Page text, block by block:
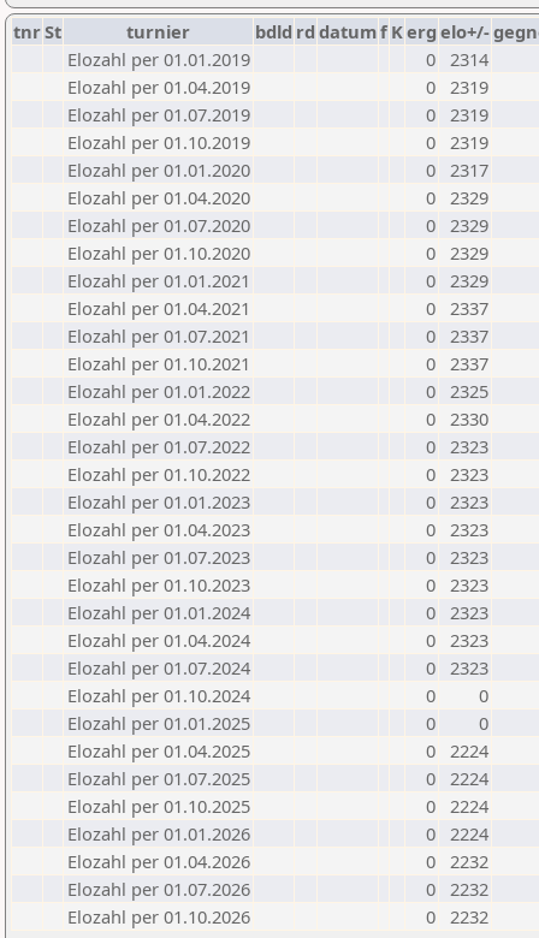
tnrSt turnier bdld rd datumf Kerg elo+/-
Elozahl per 01.01.2019
0 2314
Elozahl per 01.04.2019
0 2319
Elozahl per 01.07.2019
0 2319
Elozahl per 01.10.2019
0 2319
Elozahl per 01.01.2020
0 2317
Elozahl per 01.04.2020
0 2329
Elozahl per 01.07.2020
0 2329
Elozahl per 01.10.2020
0 2329
Elozahl per 01.01.2021
0 2329
Elozahl per 01.04.2021
0 2337
Elozahl per 01.07.2021
0 2337
Elozahl per 01.10.2021
0 2337
Elozahl per 01.01.2022
0 2325
Elozahl per 01.04.2022
0 2330
Elozahl per 01.07.2022
0 2323
Elozahl per 01.10.2022
0 2323
Elozahl per 01.01.2023
0 2323
Elozahl per 01.04.2023
0 2323
Elozahl per 01.07.2023
0 2323
Elozahl per 01.10.2023
0 2323
Elozahl per 01.01.2024
0 2323
Elozahl per 01.04.2024
0 2323
Elozahl per 01.07.2024
0 2323
Elozahl per 01.10.2024
0
0
Elozahl per 01.01.2025
0
0
Elozahl per 01.04.2025
0 2224
Elozahl per 01.07.2025
0 2224
Elozahl per 01.10.2025
0 2224
Elozahl per 01.01.2026
0 2224
Elozahl per 01.04.2026
0 2232
Elozahl per 01.07.2026
0 2232
Elozahl per 01.10.2026
0 2232